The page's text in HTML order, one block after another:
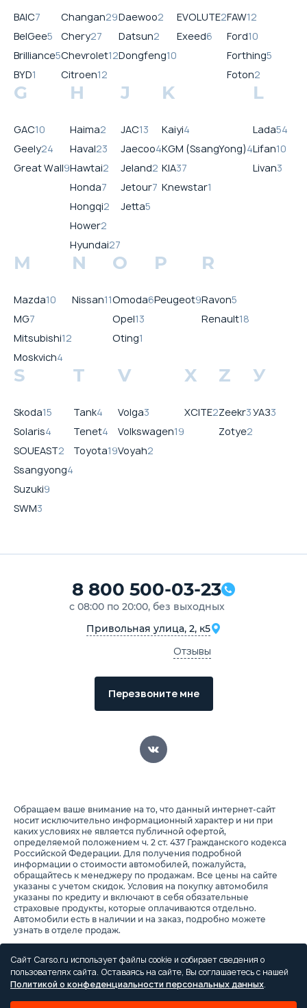
BAIC7
BelGee5
Brilliance5
BYD1
Changan29
Chery27
Chevrolet12
Citroen12
Daewoo2
Datsun2
Dongfeng10
EVOLUTE2
Exeed6
FAW12
Ford10
Forthing5
Foton2
G
GAC10
Geely24
Great Wall9
H
Haima2
Haval23
Hawtai2
Honda7
Hongqi2
Hower2
Hyundai27
J
JAC13
Jaecoo4
Jeland2
Jetour7
Jetta5
K
Kaiyi4
KGM (SsangYong)4
KIA37
Knewstar1
L
Lada54
Lifan10
Livan3
M
Mazda10
MG7
Mitsubishi12
Moskvich4
N
Nissan11
O
Omoda6
Opel13
Oting1
P
Peugeot9
R
Ravon5
Renault18
S
Skoda15
Solaris4
SOUEAST2
Ssangyong4
Suzuki9
SWM3
T
Tank4
Tenet4
Toyota19
V
Volga3
Volkswagen19
Voyah2
X
XCITE2
Z
Zeekr3
Zotye2
У
УАЗ3
8 800 500-03-23
с 08:00 по 20:00, без выходных
Привольная улица, 2, к5
Отзывы
Перезвоните мне
Обращаем ваше внимание на то, что данный интернет-сайт
носит исключительно информационный характер и ни при
каких условиях не является публичной офертой,
определяемой положением ч. 2 ст. 437 Гражданского кодекса
Российской Федерации. Для получения подробной
информации о стоимости автомобилей, пожалуйста,
обращайтесь к менеджеру по продажам. Все цены на сайте
указаны с учетом скидок. Условия на покупку автомобиля
указаны по кредиту и включают в себя обязательные
страховые продукты, которые оплачиваются отдельно.
Автомобили есть в наличии и на заказ, подробно можете
узнать в отделе продаж.
Предоставляя свои персональные данные и используя
настоящий веб-сайт, Вы соглашаетесь с обработкой Ваших
персональных данных и принимаете условия их обработки.
Сайт Carso.ru использует файлы cookie и собирает сведения о
пользователях сайта. Оставаясь на сайте, Вы соглашаетесь с нашей
Политикой о конфеденциальности персональных данных.